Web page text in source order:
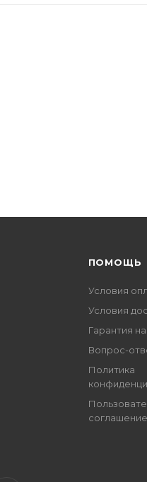
ПОМОЩЬ
Условия
Условия
Гарантия
Вопрос-
Политика
соглашение